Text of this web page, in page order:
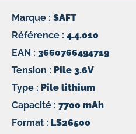
Marque : SAFT
Référence : 4.4.010
EAN : 3660766494719
Tension : Pile 3.6V
Type : Pile lithium
Capacité : 7700 mAh
Format : LS26500